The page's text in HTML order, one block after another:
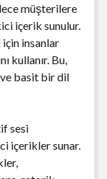
müşterilere
içerik sunulur.
insanlar
kullanır. Bu,
basit bir dil
sesi
içerikler sunar.